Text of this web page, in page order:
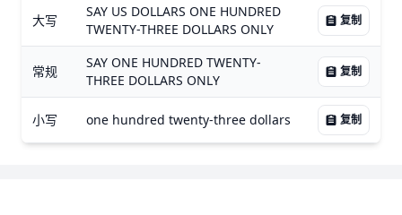
大写
SAY US DOLLARS ONE HUNDRED
TWENTY-THREE DOLLARS ONLY
复制
常规
SAY ONE HUNDRED TWENTY-
THREE DOLLARS ONLY
复制
小写 one hundred twenty-three dollars 复制